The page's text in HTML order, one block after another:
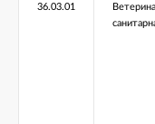
36.03.01